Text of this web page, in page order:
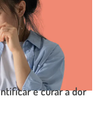
e curar a dor